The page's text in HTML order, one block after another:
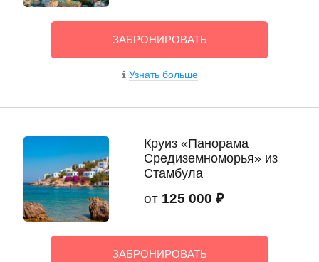
ЗАБРОНИРОВАТЬ
Узнать больше
Круиз «Панорама
Средиземноморья» из
Стамбула
от 125 000 ₽
ЗАБРОНИРОВАТЬ